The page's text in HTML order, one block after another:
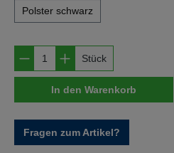
Polster schwarz
Produkt Anzahl: Gib
Stück
In den Warenkorb
Fragen zum Artikel?